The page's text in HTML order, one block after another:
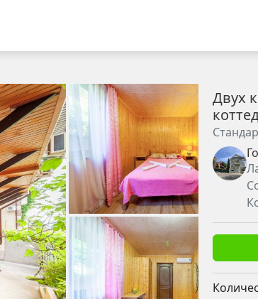
Двух